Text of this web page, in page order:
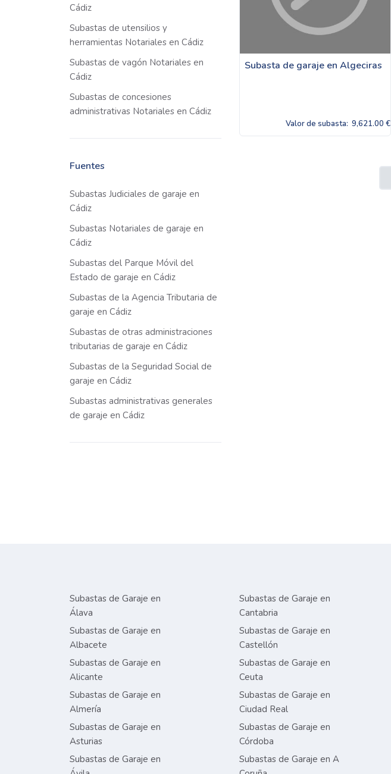
Cádiz
Subastas de utensilios y
herramientas Notariales en Cádiz
Subastas de vagón Notariales en
Cádiz
Subastas de concesiones
administrativas Notariales en Cádiz
Fuentes
Subastas Judiciales de garaje en
Cádiz
Subastas Notariales de garaje en
Cádiz
Subastas del Parque Móvil del
Estado de garaje en Cádiz
Subastas de la Agencia Tributaria de
garaje en Cádiz
Subastas de otras administraciones
tributarias de garaje en Cádiz
Subastas de la Seguridad Social de
garaje en Cádiz
Subastas administrativas generales
de garaje en Cádiz
Subasta de garaje en Algeciras
Valor de subasta: 9,621.00 €
Subastas de Garaje en
Álava
Subastas de Garaje en
Albacete
Subastas de Garaje en
Alicante
Subastas de Garaje en
Almería
Subastas de Garaje en
Asturias
Subastas de Garaje en
Subastas de Garaje en
Cantabria
Subastas de Garaje en
Castellón
Subastas de Garaje en
Ceuta
Subastas de Garaje en
Ciudad Real
Subastas de Garaje en
Córdoba
Subastas de Garaje en A